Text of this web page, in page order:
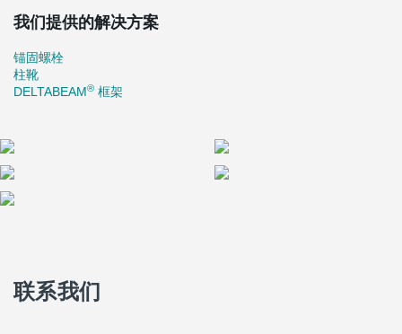
我们提供的解决方案
锚固螺栓
柱靴
DELTABEAM® 框架
联系我们